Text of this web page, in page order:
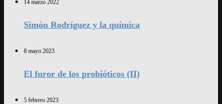
14 marzo 2022
Simón Rodríguez y la química
8 mayo 2023
El furor de los probióticos (II)
5 febrero 2023